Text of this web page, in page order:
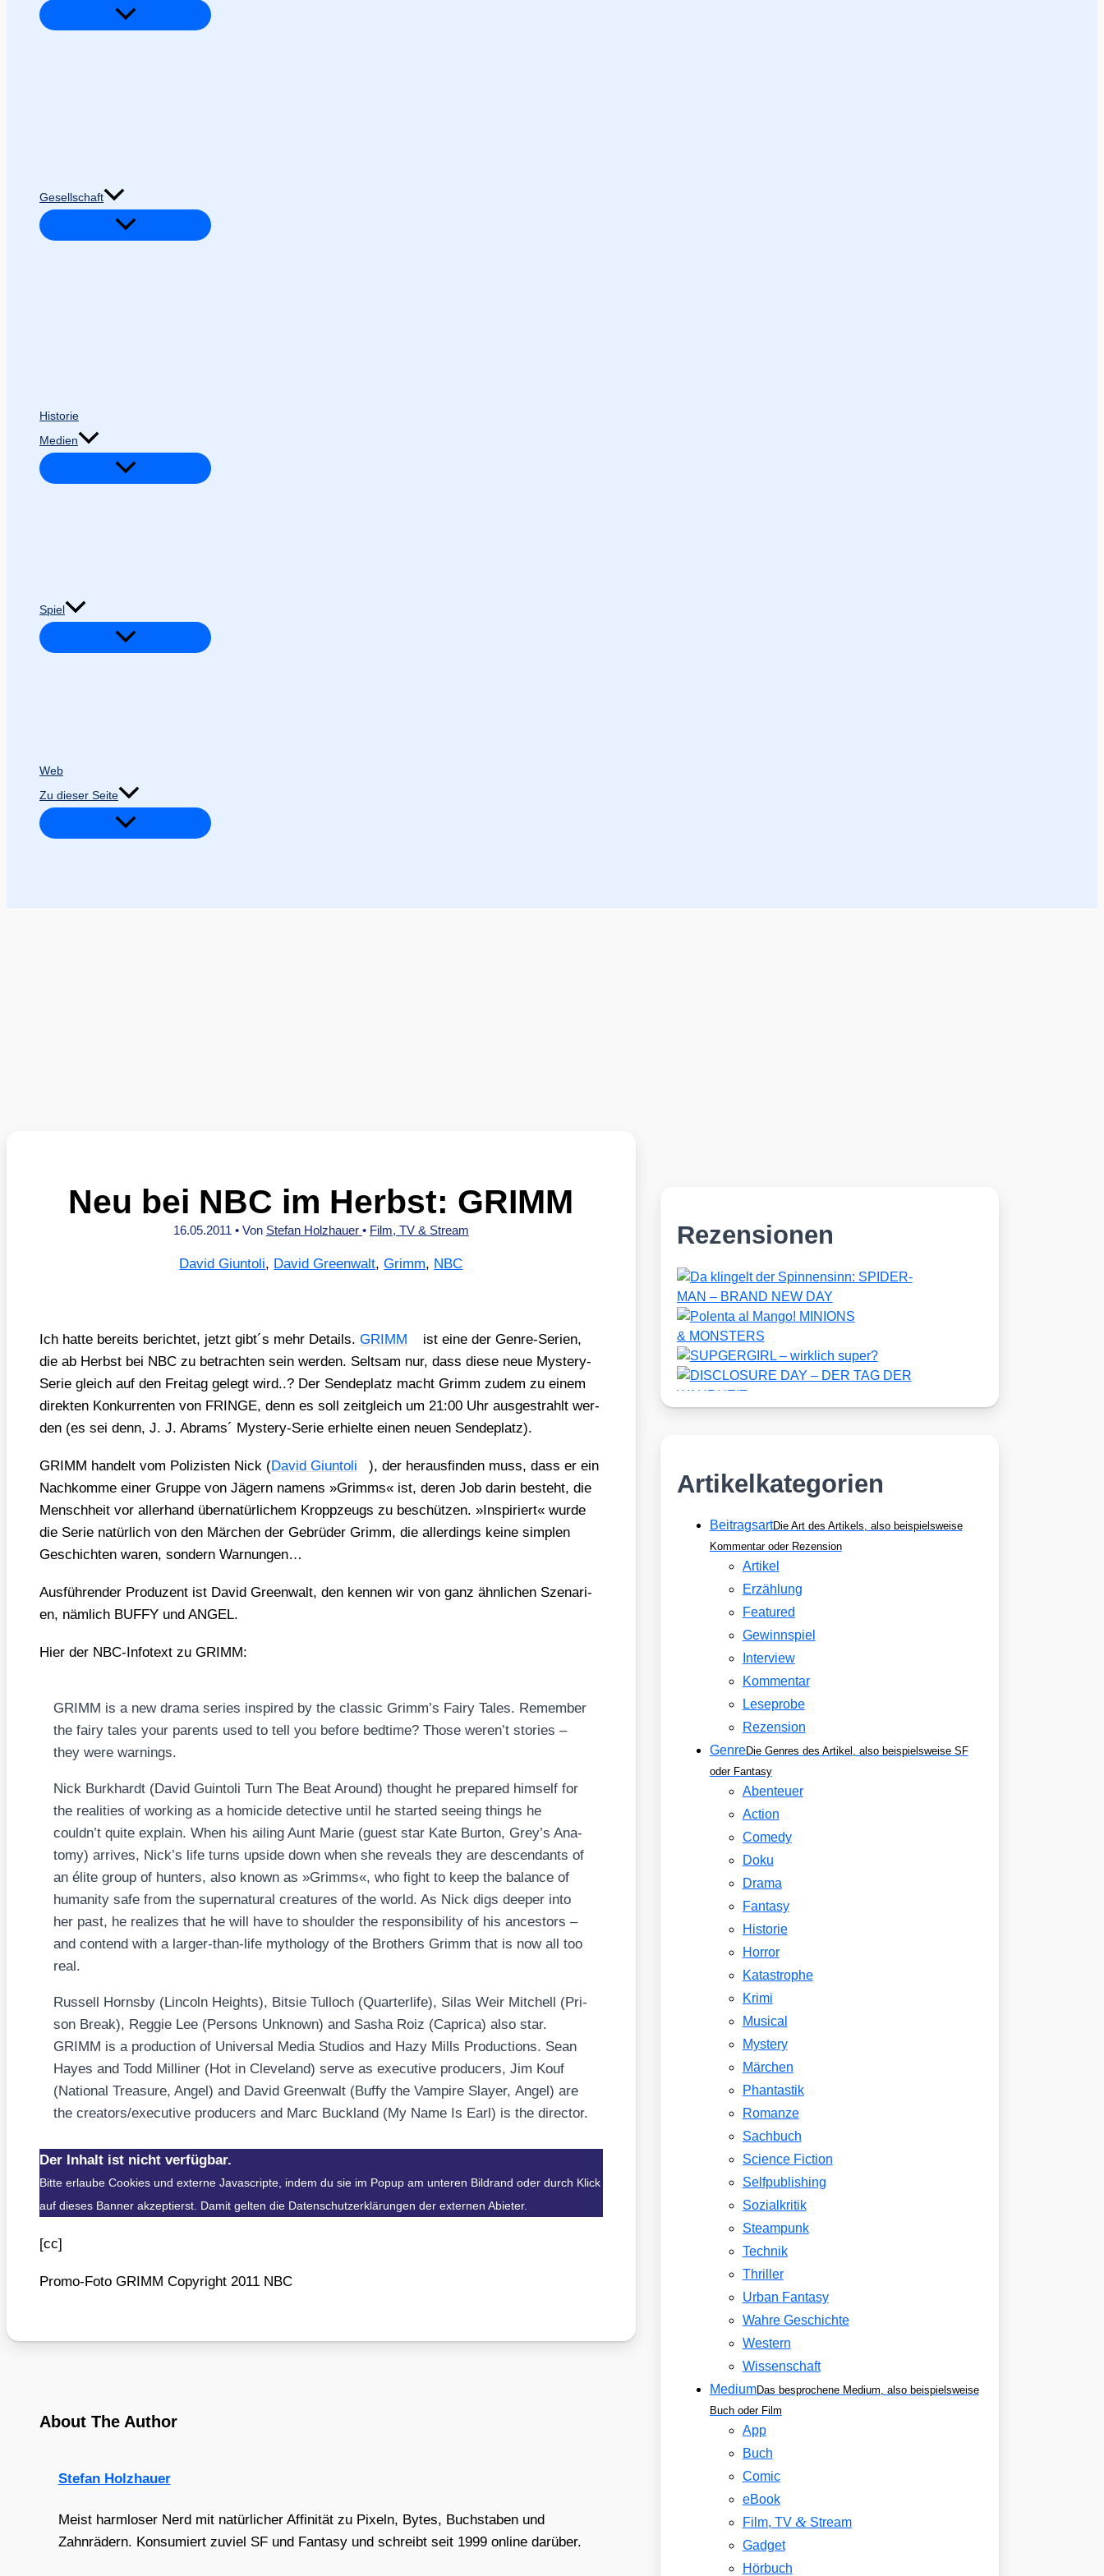
Gesellschaft
Historie
Medien
Spiel
Web
Zu dieser Seite
Neu bei NBC im Herbst: GRIMM
16.05.2011 • Von Stefan Holzhauer • Film, TV & Stream
David Giuntoli, David Greenwalt,Grimm, NBC
Ich hat­te bereits berich­tet, jetzt gibt´s mehr Details. GRIMM
ist eine der Gen­re-Seri­en,
die ab Herbst bei NBC zu betrach­ten sein wer­den. Selt­sam nur, dass die­se neue Mys­tery-
Serie gleich auf den Frei­tag gelegt wird..? Der Sen­de­platz macht Grimm zudem zu einem
direk­ten Kon­kur­ren­ten von FRINGE, denn es soll zeit­gleich um 21:00 Uhr aus­ge­strahlt wer­
den (es sei denn, J. J. Abrams´ Mys­tery-Serie erhiel­te einen neu­en Sen­de­platz).
GRIMM han­delt vom Poli­zis­ten Nick (David Giunto­li
), der her­aus­fin­den muss, dass er ein
Nach­kom­me einer Grup­pe von Jägern namens »Grimms« ist, deren Job dar­in besteht, die
Mensch­heit vor aller­hand über­na­tür­li­chem Kropp­zeugs zu beschüt­zen. »Inspi­riert« wur­de
die Serie natür­lich von den Mär­chen der Gebrü­der Grimm, die aller­dings kei­ne simp­len
Geschich­ten waren, son­dern War­nun­gen…
Aus­füh­ren­der Pro­du­zent ist David Green­walt, den ken­nen wir von ganz ähn­li­chen Sze­na­ri­
en, näm­lich BUFFY und ANGEL.
Hier der NBC-Info­text zu GRIMM:
GRIMM is a new dra­ma series inspi­red by the clas­sic Grimm’s Fairy Tales. Remem­ber
the fairy tales your par­ents used to tell you befo­re bedti­me? Tho­se weren’t sto­ries –
they were war­nings.
Nick Burk­hardt (David Guin­to­liTurn The Beat Around) thought he pre­pared hims­elf for
the rea­li­ties of working as a homic­i­de detec­ti­ve until he star­ted see­ing things he
couldn’t quite explain. When his ailing Aunt Marie (guest star Kate Bur­ton, Grey’s Ana­
to­my) arri­ves, Nick’s life turns upsi­de down when she reve­als they are des­cen­dants of
an éli­te group of hun­ters, also known as »Grimms«, who fight to keep the balan­ce of
huma­ni­ty safe from the super­na­tu­ral crea­tures of the world. As Nick digs deeper into
her past, he rea­li­zes that he will have to should­er the respon­si­bi­li­ty of his ances­tors –
and con­t­end with a lar­ger-than-life mytho­lo­gy of the Brot­hers Grimm that is now all too
real.
Rus­sell Horn­s­by (Lin­coln Heights), Bit­sie Tul­loch (Quar­ter­li­fe), Silas Weir Mit­chell (Pri­
son Break), Reg­gie Lee (Per­sons Unknown) and Sasha Roiz (Capri­ca) also star.
GRIMM is a pro­duc­tion of Uni­ver­sal Media Stu­di­os and Hazy Mills Pro­duc­tions. Sean
Hayes and Todd Mil­li­ner (Hot in Cleve­land) ser­ve as exe­cu­ti­ve pro­du­cers, Jim Kouf
(Natio­nal Tre­asu­re,Angel) and David Green­walt (Buffy the Vam­pi­re Slay­er,Angel) are
the creators/​executive pro­du­cers and Marc Buck­land (My Name Is Earl) is the direc­tor.
Der Inhalt ist nicht verfügbar.
Bitte erlaube Cookies und externe Javascripte, indem du sie im Popup am unteren Bildrand oder durch Klick
auf dieses Banner akzeptierst. Damit gelten die Datenschutzerklärungen der externen Abieter.
[cc]
Pro­mo-Foto GRIMM Copy­right 2011 NBC
About The Author
Stefan Holzhauer
Meist harmloser Nerd mit natürlicher Affinität zu Pixeln, Bytes, Buchstaben und
Zahnrädern. Konsumiert zuviel SF und Fantasy und schreibt seit 1999 online darüber.
Rezensionen
Artikelkategorien
BeitragsartDie Art des Artikels, also beispielsweise
Kommentar oder Rezension
Artikel
Erzählung
Featured
Gewinnspiel
Interview
Kommentar
Leseprobe
Rezension
GenreDie Genres des Artikel, also beispielsweise SF
oder Fantasy
Abenteuer
Action
Comedy
Doku
Drama
Fantasy
Historie
Horror
Katastrophe
Krimi
Musical
Mystery
Märchen
Phantastik
Romanze
Sachbuch
Science Fiction
Selfpublishing
Sozialkritik
Steampunk
Technik
Thriller
Urban Fantasy
Wahre Geschichte
Western
Wissenschaft
MediumDas besprochene Medium, also beispielsweise
Buch oder Film
App
Buch
Comic
eBook
Film, TV &Stream
Gadget
Hörbuch